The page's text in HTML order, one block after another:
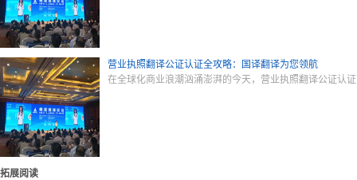
营业执照翻译公证认证全攻略：国译翻译为您领航
在全球化商业浪潮汹涌澎湃的今天，营业执照翻译公证认
拓展阅读